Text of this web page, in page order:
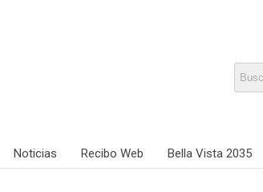
Noticias Recibo Web Bella Vista 2035